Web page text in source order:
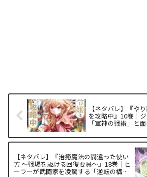
【ネタバレ】『や
を攻略中』10巻｜
「軍神の戦術」と
【ネタバレ】『治癒魔法の間違った使い
方 ～戦場を駆ける回復要員～』18巻｜ヒ
ーラーが武闘家を凌駕する「逆転の構